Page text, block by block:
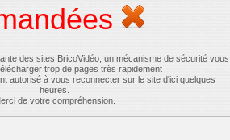
des sites BricoVidéo, un mécanisme de sécurité vous
trop de pages très rapidement
autorisé à vous reconnecter sur le site d'ici quelques
heures.
de votre compréhension.